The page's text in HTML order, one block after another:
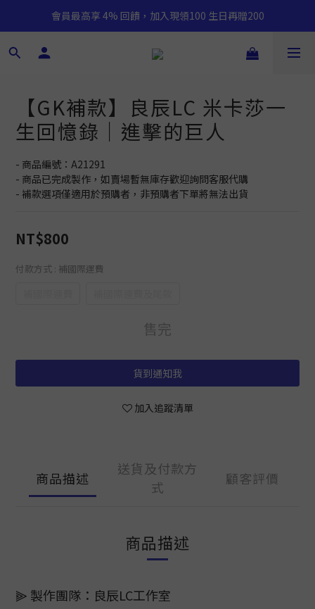
會員最高享 4% 回饋，加入現領100 生日再贈200
【GK補款】良辰LC 米卡莎一
生回憶錄｜進擊的巨人
- 商品編號：A21291
- 商品已完成製作，如賣場暫無庫存歡迎詢問客服代購
- 補款選項僅適用於預購者，非預購者下單將無法出貨
NT$800
付款方式 : 補國際運費
售完
貨到通知我
加入追蹤清單
商品描述
送貨及付款方
式
顧客評價
商品描述
⫸ 製作團隊：良辰LC工作室